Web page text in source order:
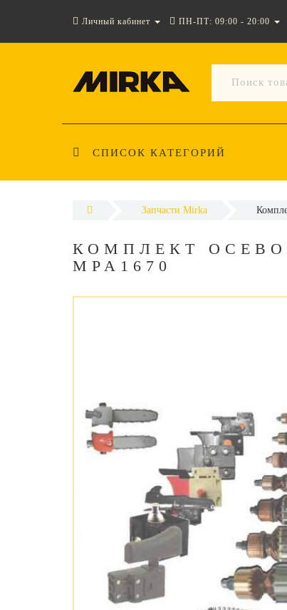
Личный кабинет ПН-ПТ: 09:00 - 20:00
СПИСОК КАТЕГОРИЙ
Запчасти Mirka
КОМПЛЕКТ
MPA1670